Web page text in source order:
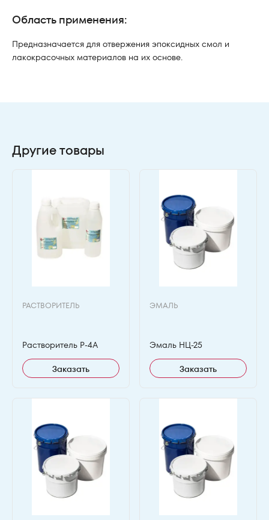
Область применения:
Предназначается для отвержения эпоксидных смол и
лакокрасочных материалов на их основе.
Другие товары
РАСТВОРИТЕЛЬ
Растворитель Р-4А
Заказать
ЭМАЛЬ
Эмаль НЦ-25
Заказать